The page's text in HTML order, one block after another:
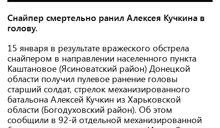
Снайпер смертельно ранил Алексея Кучкина в
голову.
15 января в результате вражеского обстрела
снайпером в направлении населенного пункта
Каштановое (Ясиноватский район) Донецкой
области получил пулевое ранение головы
старший солдат, стрелок механизированного
батальона Алексей Кучкин из Харьковской
области (Богодуховский район). Об этом
сообщили в 92-й отдельной механизированной